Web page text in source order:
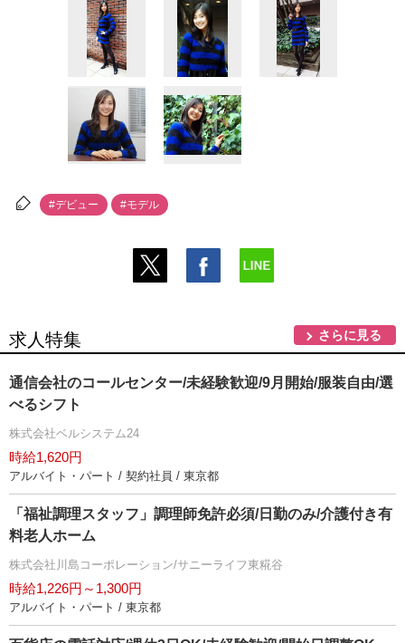
#デビュー #モデル
求人特集 さらに見る
通信会社のコールセンター/未経験歓迎/9月開始/服装自由/選
べるシフト
株式会社ベルシステム24
時給1,620円
アルバイト・パート / 契約社員 / 東京都
「福祉調理スタッフ」調理師免許必須/日勤のみ/介護付き有
料老人ホーム
株式会社川島コーポレーション/サニーライフ東糀谷
時給1,226円～1,300円
アルバイト・パート / 東京都